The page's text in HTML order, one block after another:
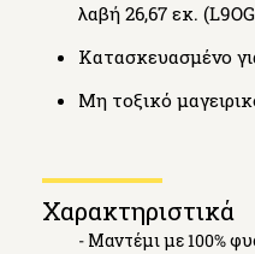
λαβή 26,67 εκ.
Κατασκευασμένο
Μη τοξικό
Χαρακτηριστικά
- Μαντέμι με 100%